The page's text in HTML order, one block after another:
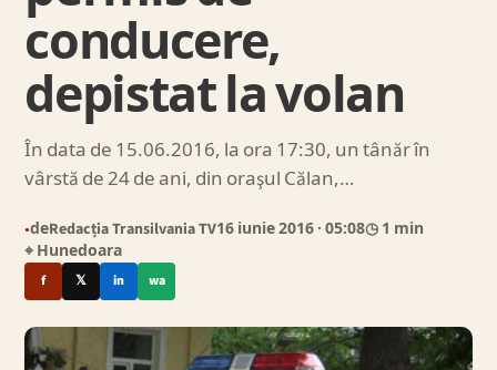
conducere,
depistat la volan
În data de 15.06.2016, la ora 17:30, un tânăr în
vârstă de 24 de ani, din oraşul Călan,…
●deRedacția Transilvania TV16 iunie 2016 · 05:08◷ 1 min
⌖ Hunedoara
f 𝕏 in wa